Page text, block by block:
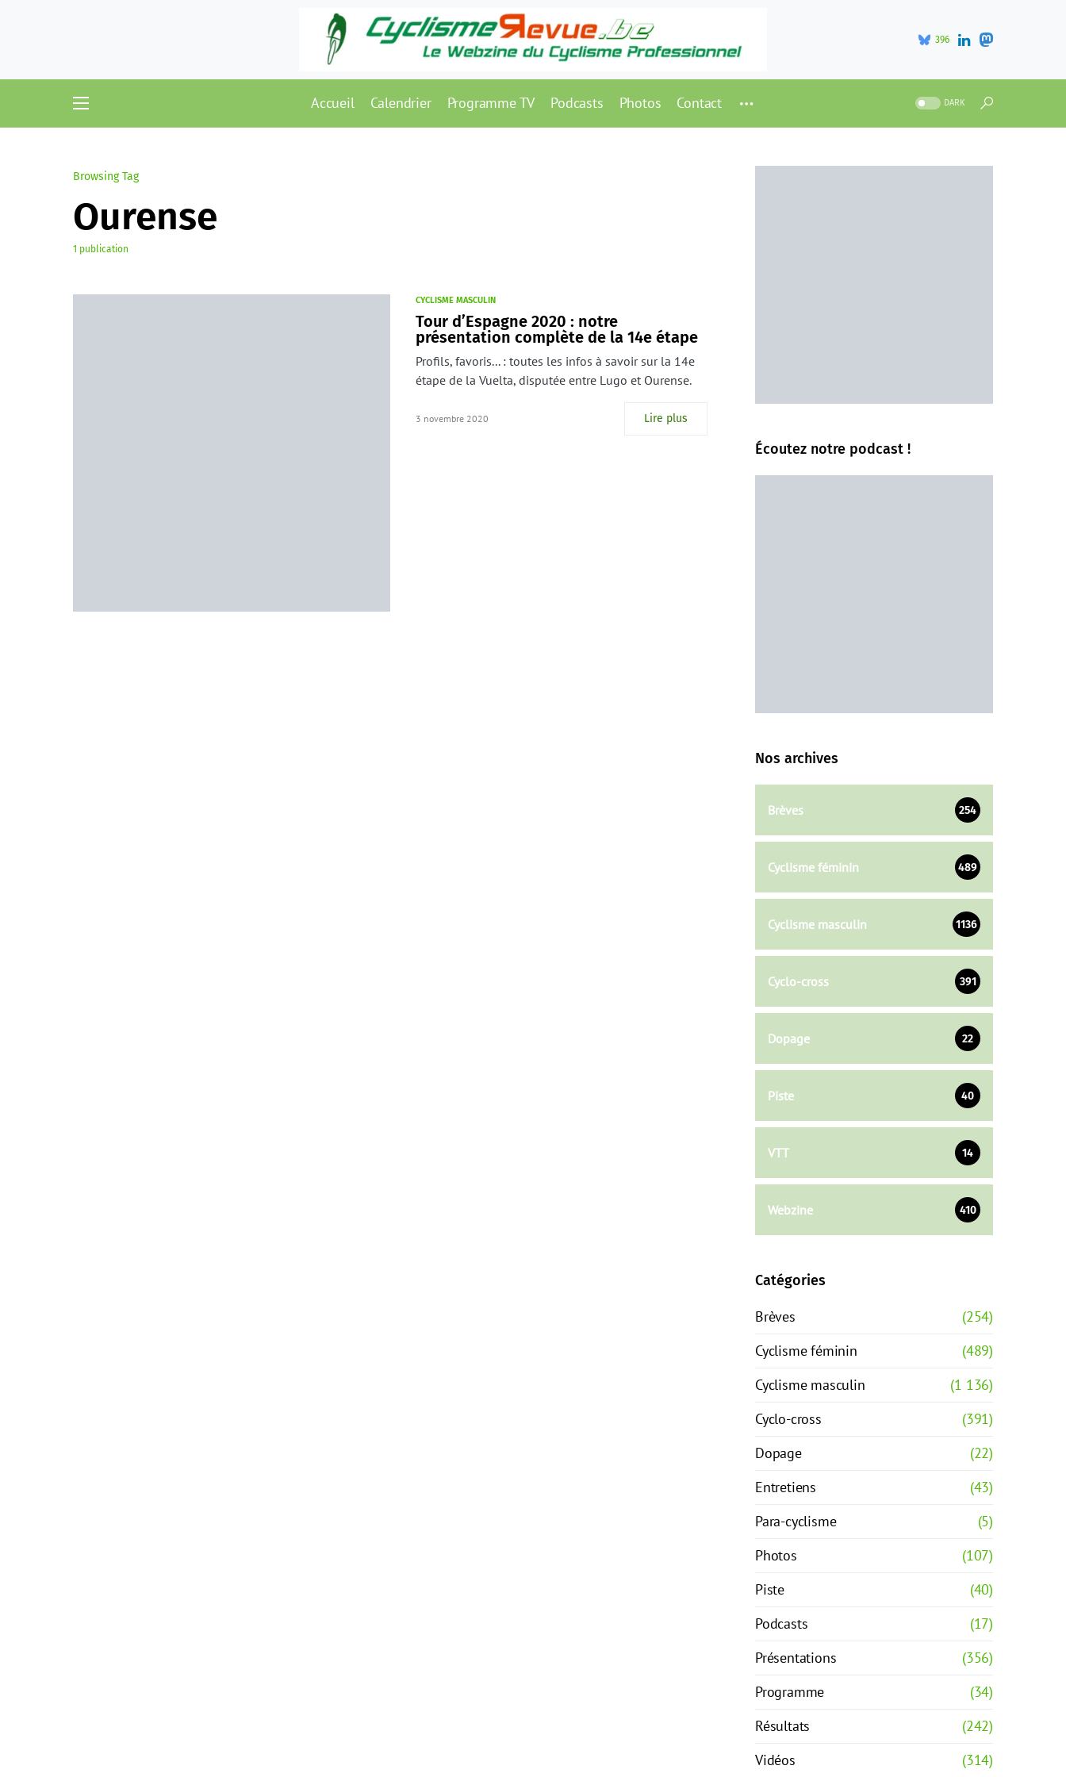
396
Accueil Calendrier Programme TV Podcasts Photos Contact DARK
Browsing Tag
Ourense
1 publication
CYCLISME MASCULIN
Tour d’Espagne 2020 : notre
présentation complète de la 14e étape
Profils, favoris... : toutes les infos à savoir sur la 14e
étape de la Vuelta, disputée entre Lugo et Ourense.
3 novembre 2020 Lire plus
Écoutez notre podcast !
Nos archives
Brèves 254
Cyclisme féminin 489
Cyclisme masculin 1136
Cyclo-cross 391
Dopage 22
Piste 40
VTT 14
Webzine 410
Catégories
Brèves
(254)
Cyclisme féminin
(489)
Cyclisme masculin
(1 136)
Cyclo-cross
(391)
Dopage
(22)
Entretiens
(43)
Para-cyclisme
(5)
Photos
(107)
Piste
(40)
Podcasts
(17)
Présentations
(356)
Programme
(34)
Résultats
(242)
Vidéos
(314)